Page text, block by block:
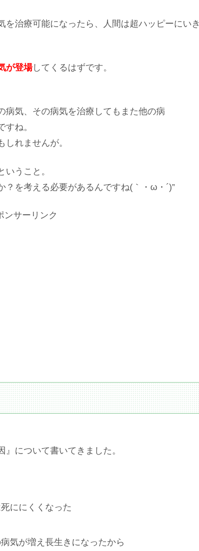
治療可能になったら、人間は超ハッピーにいき
が登場してくるはずです。
病気、その病気を治療してもまた他の病
ね。
れませんが。
うこと。
を考える必要があるんですね(｀・ω・´)”
ンサーリンク
について書いてきました。
ににくくなった
気が増え長生きになったから